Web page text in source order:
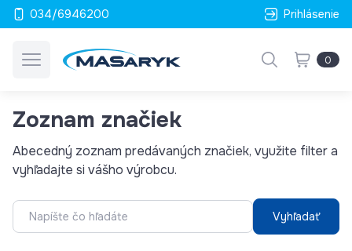
034/6946200 Prihlásenie
0
Zoznam značiek
Abecedný zoznam predávaných značiek, využite filter a
vyhľadajte si vášho výrobcu.
Vyhľadať